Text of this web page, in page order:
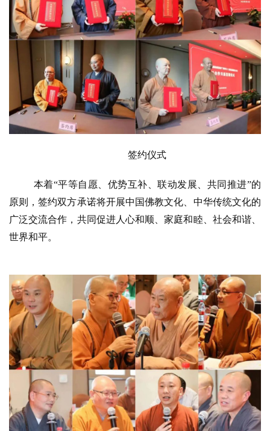
八
僧
高
僧
访
谈
心
提
签约仪式
本着“平等自愿、优势互补、联动发展、共同推进”的
原则，签约双方承诺将开展中国佛教文化、中华传统文化的
广泛交流合作，共同促进人心和顺、家庭和睦、社会和谐、
世界和平。